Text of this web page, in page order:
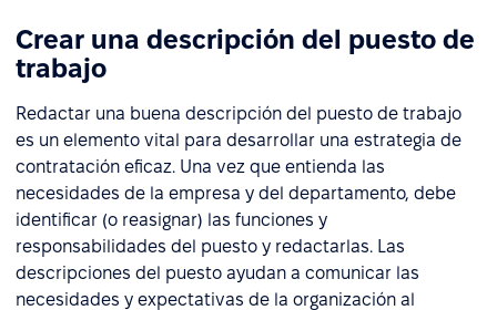
Crear una descripción del puesto de
trabajo
Redactar una buena descripción del puesto de trabajo
es un elemento vital para desarrollar una estrategia de
contratación eficaz. Una vez que entienda las
necesidades de la empresa y del departamento, debe
identificar (o reasignar) las funciones y
responsabilidades del puesto y redactarlas. Las
descripciones del puesto ayudan a comunicar las
necesidades y expectativas de la organización al